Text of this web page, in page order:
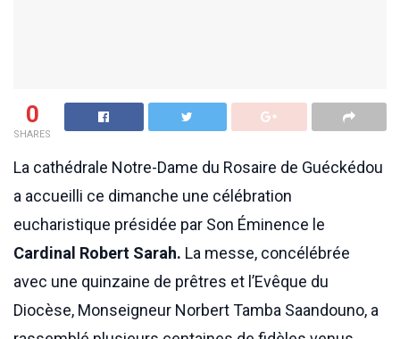
0
SHARES
La cathédrale Notre-Dame du Rosaire de Guéckédou
a accueilli ce dimanche une célébration
eucharistique présidée par Son Éminence le
Cardinal Robert Sarah. La messe, concélébrée
avec une quinzaine de prêtres et l’Evêque du
Diocèse, Monseigneur Norbert Tamba Saandouno, a